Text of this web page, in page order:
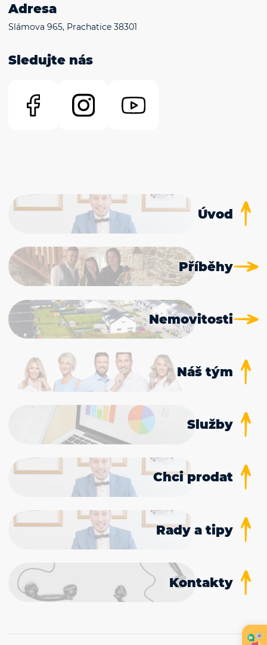
Adresa
Slámova 965, Prachatice 38301
Sledujte nás
Úvod
Příběhy
Nemovitosti
Náš tým
Služby
Chci prodat
Rady a tipy
Kontakty